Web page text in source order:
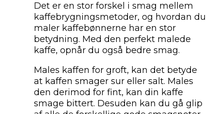
Det er en stor forskel i smag mellem
kaffebrygningsmetoder, og hvordan du
maler kaffebønnerne har en stor
betydning. Med den perfekt malede
kaffe, opnår du også bedre smag.
Males kaffen for groft, kan det betyde
at kaffen smager sur eller salt. Males
den derimod for fint, kan din kaffe
smage bittert. Desuden kan du gå glip